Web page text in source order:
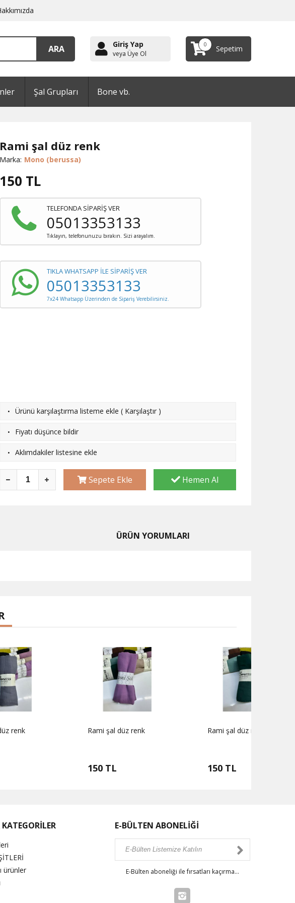
Giriş Yap
veya Üye Ol
0 Sepetim
Şal Grupları Bone vb.
Rami şal düz renk
Marka: Mono (berussa)
150 TL
TELEFONDA SİPARİŞ VER
05013353133
Tıklayın, telefonunuzu bırakın. Sizi arayalım.
TIKLA WHATSAPP İLE SİPARİŞ VER
05013353133
7x24 Whatsapp Üzerinden de Sipariş Verebilirsiniz.
· Ürünü karşılaştırma listeme ekle ( Karşılaştır )
· Fiyatı düşünce bildir
· Aklımdakiler listesine ekle
Sepete Ekle Hemen Al
ÜRÜN YORUMLARI
Rami şal düz renk Rami şal düz renk
ürünler
E-BÜLTEN ABONELİĞİ
E-Bülten aboneliği ile fırsatları kaçırma...